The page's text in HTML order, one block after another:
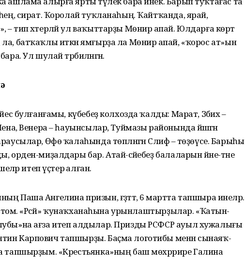
сират. Ҡоролай туҡла­наһың. Ҡайтҡанда, ярай,
тип хәтерләй ул ваҡыттарҙы Мөнирә апай. Юлдарға көрт
батҡаҡлы иткән ямғырҙа ла Мөнирә апай, «ҡорос ат»ын
Ул шулай тәрбиәләнгән.
булғанғамы, күбебеҙ колхозда ҡалды: Марат, Зәбих –
Венера – һауынсылар, Туймазы районында йәшәгән
Өфө ҡала­һында төпләнгән Сәлифә – төҙөүсе. Барыһы
орден-миҙалдары бар. Атай-әсәйебеҙ балаларын йәне-тәне
итеп үҫтерә алған.
Паша Ангелина призын, ғәҙәттә, 6 мартта тапшыра инеләр.
«Рәсәй» ҡунаҡханаһына урынлаштырҙылар. «Ҡатын-
ағза итеп алдылар. Призды РСФСР ауыл хужалығы
Карпович тапшырҙы. Баҫма логотибы менән сынаяҡ-
тапшырҙым. «Крестьянка»ның баш мөхәррире Галина